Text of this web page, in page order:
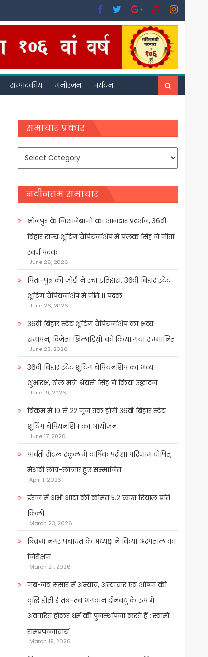
सम्पादकीय मनोरंजन पर्यटन
समाचार प्रकार
समाचार
नवीनतम समाचार
भोजपुर के निशानेबाजों का शानदार प्रदर्शन, 36वीं
बिहार राज्य शूटिंग चैंपियनशिप में पलक सिंह ने जीता
स्वर्ण पदक
June 26, 2026
पिता-पुत्र की जोड़ी ने रचा इतिहास, 36वीं बिहार स्टेट
शूटिंग चैंपियनशिप में जीते 11 पदक
June 26, 2026
36वीं बिहार स्टेट शूटिंग चैंपियनशिप का भव्य
समापन, विजेता खिलाडिय़ों को किया गया सम्मानित
June 23, 2026
36वीं बिहार स्टेट शूटिंग चैंपियनशिप का भव्य
शुभारंभ, खेल मंत्री श्रेयसी सिंह ने किया उद्घाटन
June 19, 2026
बिक्रम में 19 से 22 जून तक होगी 36वीं बिहार स्टेट
शूटिंग चैंपियनशिप का आयोजन
June 17, 2026
पार्वती सेंट्रल स्कूल में वार्षिक परीक्षा परिणाम घोषित,
मेधावी छात्र-छात्राएं हुए सम्मानित
April 1, 2026
ईरान में अभी आटा की कीमत 5.2 लाख रियाल प्रति
किलो
March 23, 2026
बिक्रम नगर पंचायत के अध्यक्ष ने किया अस्पताल का
निरीक्षण
March 21, 2026
जब-जब संसार में अन्याय, अत्याचार एवं शोषण की
वृद्धि होती है तब-तब भगवान दीनबंधु के रूप में
अवतरित होकर धर्म की पुनर्स्थापना करते हैं : स्वामी
रामप्रपन्नाचार्य
March 19, 2026